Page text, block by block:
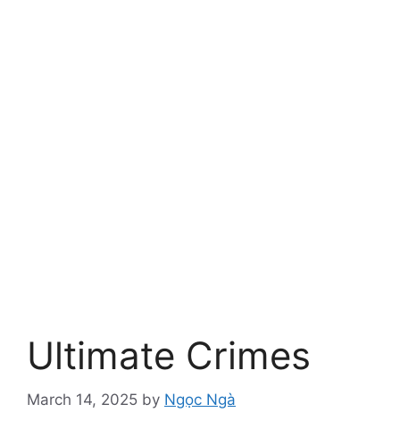
Ultimate Crimes
March 14, 2025 by Ngọc Ngà